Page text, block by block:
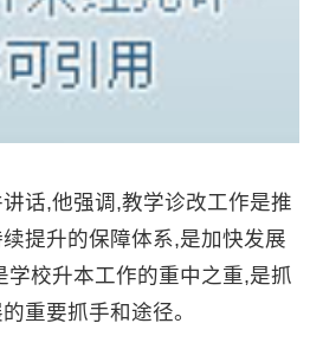
,他强调,教学诊改工作是推
提升的保障体系,是加快发展
校升本工作的重中之重,是抓
重要抓手和途径。